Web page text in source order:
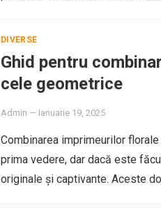
DIVERSE
Ghid pentru
cele geometrice
Admin — Ianuarie 19, 2025
Combinarea imprimeurilor
prima vedere, dar dacă este
originale și captivante. Aceste